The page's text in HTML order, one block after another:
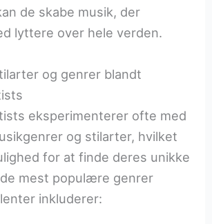
de skabe musik, der
lyttere over hele verden.
og genrer blandt
eksperimenterer ofte med
og stilarter, hvilket
for at finde deres unikke
mest populære genrer
inkluderer: